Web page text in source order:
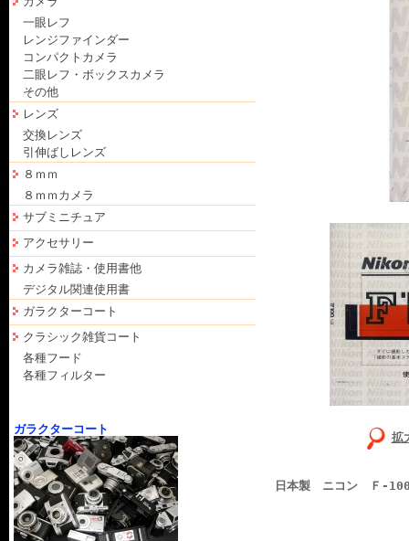
一眼レフ
レンジファインダー
コンパクトカメラ
二眼レフ・ボックスカメラ
その他
レンズ
交換レンズ
引伸ばしレンズ
８ｍｍ
８ｍｍカメラ
サブミニチュア
アクセサリー
カメラ雑誌・使用書他
デジタル関連使用書
ガラクターコート
クラシック雑貨コート
各種フード
各種フィルター
ガラクターコート
拡
日本製 ニコン Ｆ-